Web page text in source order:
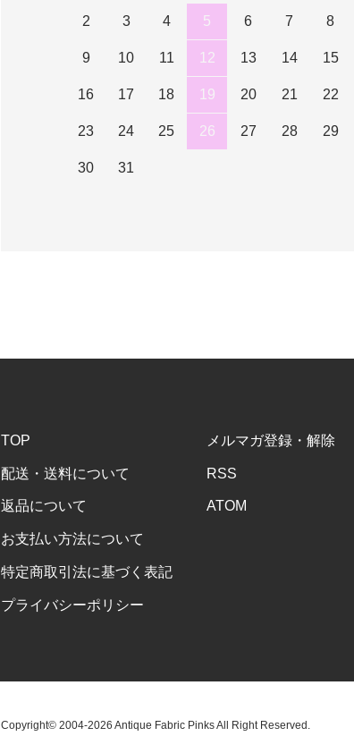
2 3 4 5 6 7 8
9 10 11 12 13 14 15
16 17 18 19 20 21 22
23 24 25 26 27 28 29
30 31
TOP
配送・送料について
返品について
お支払い方法について
特定商取引法に基づく表記
プライバシーポリシー
メルマガ登録・解除
RSS
ATOM
Copyright© 2004-2026 Antique Fabric Pinks All Right Reserved.